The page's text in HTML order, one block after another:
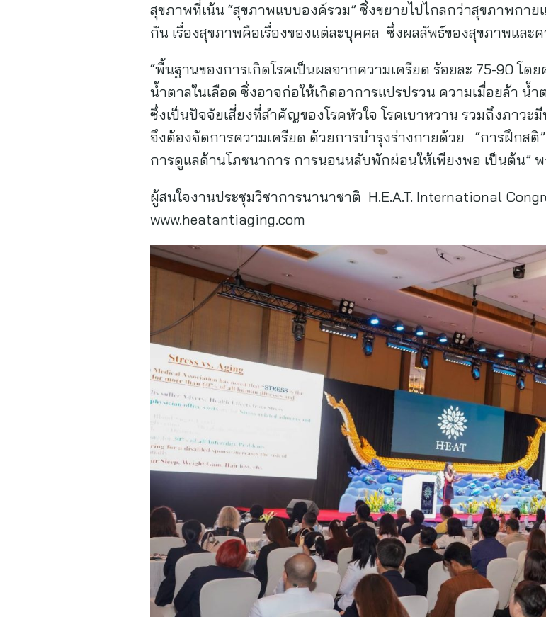
สุขภาพที่เน้น “สุขภาพแบบองค์รวม” ซึ่งขยายไปไกลกว่าสุขภาพกา
กัน เรื่องสุขภาพคือเรื่องของแต่ละบุคคล ซึ่งผลลัพธ์ของสุขภาพและ
“พื้นฐานของการเกิดโรคเป็นผลจากความเครียด ร้อยละ 75-90 โด
น้ำตาลในเลือด ซึ่งอาจก่อให้เกิดอาการแปรปรวน ความเมื่อยล้า น้
ซึ่งเป็นปัจจัยเสี่ยงที่สำคัญของโรคหัวใจ โรคเบาหวาน รวมถึงภาวะ
จึงต้องจัดการความเครียด ด้วยการบำรุงร่างกายด้วย “การฝึกส
การดูแลด้านโภชนาการ การนอนหลับพักผ่อนให้เพียงพอ เป็นต้น”
ผู้สนใจงานประชุมวิชาการนานาชาติ H.E.A.T. International
www.heatantiaging.com